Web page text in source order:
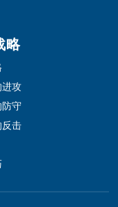
略
攻
守
击